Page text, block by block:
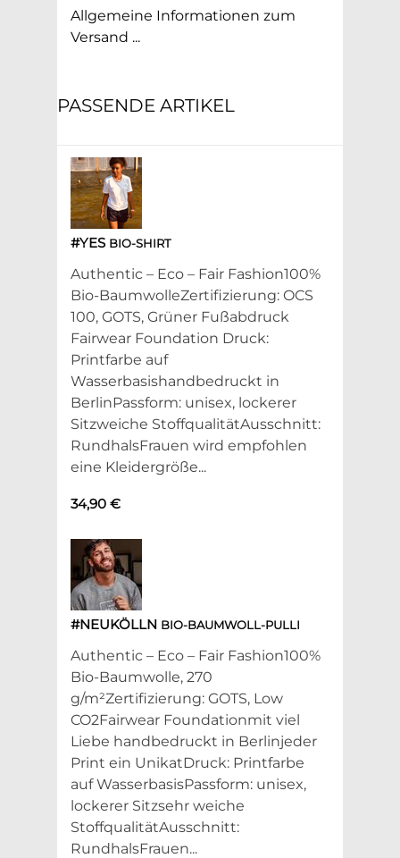
Allgemeine Informationen zum
Versand ...
PASSENDE ARTIKEL
#YES BIO-SHIRT
Authentic – Eco – Fair Fashion100%
Bio-BaumwolleZertifizierung: OCS
100, GOTS, Grüner Fußabdruck
Fairwear Foundation Druck:
Printfarbe auf
Wasserbasishandbedruckt in
BerlinPassform: unisex, lockerer
Sitzweiche StoffqualitätAusschnitt:
RundhalsFrauen wird empfohlen
eine Kleidergröße...
34,90 €
#NEUKÖLLN BIO-BAUMWOLL-PULLI
Authentic – Eco – Fair Fashion100%
Bio-Baumwolle, 270
g/m²Zertifizierung: GOTS, Low
CO2Fairwear Foundationmit viel
Liebe handbedruckt in Berlinjeder
Print ein UnikatDruck: Printfarbe
auf WasserbasisPassform: unisex,
lockerer Sitzsehr weiche
StoffqualitätAusschnitt:
RundhalsFrauen...